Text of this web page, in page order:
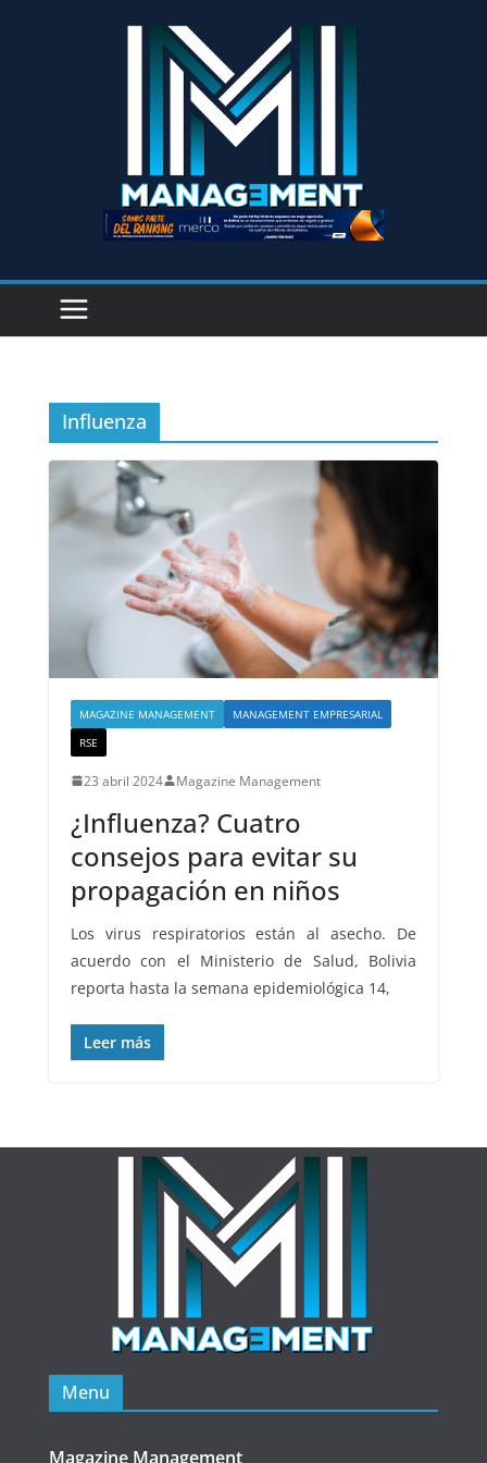
Influenza
MAGAZINE MANAGEMENT
MANAGEMENT EMPRESARIAL
RSE
23 abril 2024 Magazine Management
¿Influenza? Cuatro
consejos para evitar su
propagación en niños
Los virus respiratorios están al asecho. De
acuerdo con el Ministerio de Salud, Bolivia
reporta hasta la semana epidemiológica 14,
Leer más
Menu
Magazine Management